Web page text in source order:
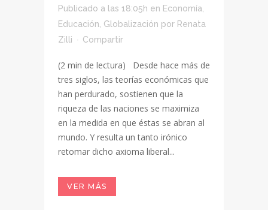
Publicado a las 18:05h en Economía
Educación Globalización por Renata
Zilli
Compartir
(2 min de lectura) Desde hace más de
tres siglos, las teorías económicas que
han perdurado, sostienen que la
riqueza de las naciones se maximiza
en la medida en que éstas se abran al
mundo. Y resulta un tanto irónico
retomar dicho axioma liberal...
VER MÁS